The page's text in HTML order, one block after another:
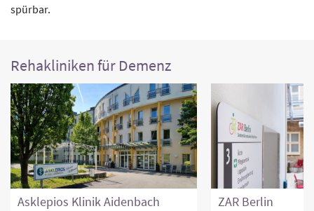
spürbar.
Rehakliniken für Demenz
Asklepios Klinik Aidenbach ZAR Berlin